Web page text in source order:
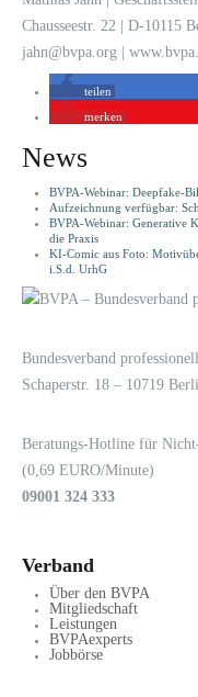
Chausseestr. 22 | D-10115
jahn@bvpa.org |
teilen
merken
News
BVPA-Webinar: Deepfake-
Aufzeichnung verfügbar:
BVPA-Webinar: Generative
die Praxis
KI-Comic aus Foto:
i.S.d. UrhG
Bundesverband
Schaperstr. 18 – 10719
Beratungs-Hotline für
(0,69 EURO/Minute)
09001 324 333
Verband
Über den BVPA
Mitgliedschaft
Leistungen
BVPAexperts
Jobbörse